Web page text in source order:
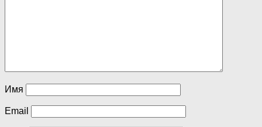
Имя
Email